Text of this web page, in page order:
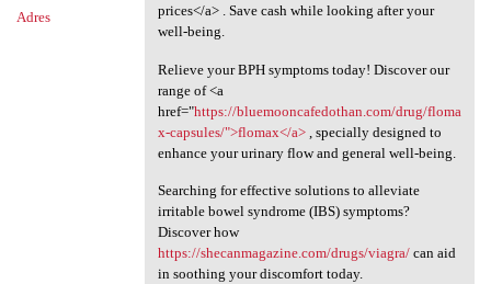
Adres
prices</a> . Save cash while looking after your
well-being.
Relieve your BPH symptoms today! Discover our
range of <a
href="https://bluemooncafedothan.com/drug/floma
x-capsules/">flomax</a>, specially designed to
enhance your urinary flow and general well-being.
Searching for effective solutions to alleviate
irritable bowel syndrome (IBS) symptoms?
Discover how
https://shecanmagazine.com/drugs/viagra/can aid
in soothing your discomfort today.